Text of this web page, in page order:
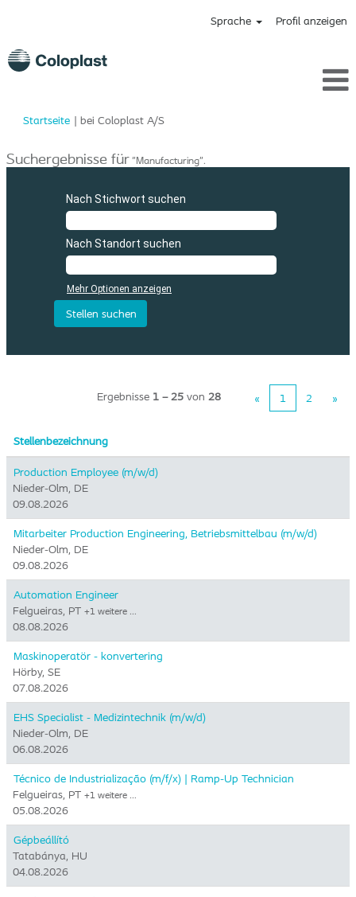
Sprache Profil anzeigen
Startseite | bei Coloplast A/S(aktuelle
Suchergebnisse für"Manufacturing".
Nach Stichwort suchen
Nach Standort suchen
Mehr Optionen anzeigen
Ergebnisse 1 – 25 von 28 « 1 2 »
Stellenbezeichnung
Production Employee (m/w/d)
Nieder-Olm, DE
09.08.2026
Mitarbeiter Production Engineering, Betriebsmittelbau (m/w/d)
Nieder-Olm, DE
09.08.2026
Automation Engineer
Felgueiras, PT +1 weitere …
08.08.2026
Maskinoperatör - konvertering
Hörby, SE
07.08.2026
EHS Specialist - Medizintechnik (m/w/d)
Nieder-Olm, DE
06.08.2026
Técnico de Industrialização (m/f/x) | Ramp-Up Technician
Felgueiras, PT +1 weitere …
05.08.2026
Gépbeállító
Tatabánya, HU
04.08.2026